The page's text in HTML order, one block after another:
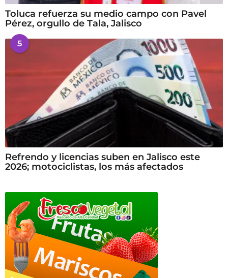
Toluca refuerza su medio campo con Pavel
Pérez, orgullo de Tala, Jalisco
5
Refrendo y licencias suben en Jalisco este
2026; motociclistas, los más afectados